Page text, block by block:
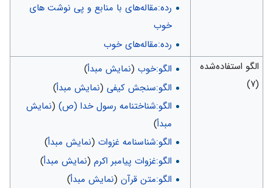
رده:مقاله‌های با منابع و پی نوشت های
خوب
رده:مقاله‌های خوب
الگو استفاده‌شده
(۷)
الگو:خوب(نمایش مبدأ)
الگو:سنجش کیفی(نمایش مبدأ)
الگو:شناختنامه رسول خدا (ص)(نمایش
مبدأ)
الگو:شناسنامه غزوات(نمایش مبدأ)
الگو:غزوات پیامبر اکرم(نمایش مبدأ)
الگو:متن قرآن(نمایش مبدأ)